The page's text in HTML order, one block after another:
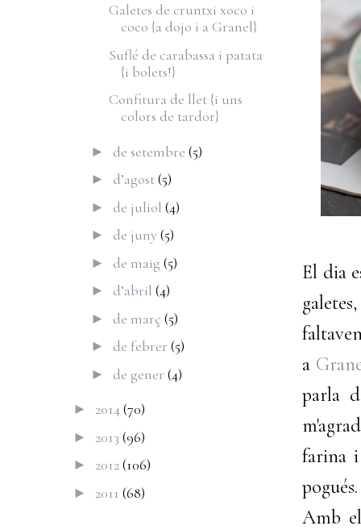
El dia
a
parla
farina
Amb
Galetes de cruntxi xoco i
coco {a dojo i a Granel}
Suflé de carabassa i patata
{i bolets!}
Confitura de llet {i uns
colors de tardor}
► de setembre (5)
► d’agost(5)
► de juliol (4)
► de juny(5)
► de maig (5)
► d’abril (4)
► de març (5)
► de febrer (5)
► de gener (4)
► 2014(70)
► 2013 (96)
► 2012(106)
► 2011 (68)